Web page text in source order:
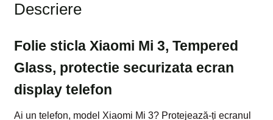
Descriere
Folie sticla Xiaomi Mi 3, Tempered
Glass, protectie securizata ecran
display telefon
Ai un telefon, model Xiaomi Mi 3? Protejează-ți ecranul